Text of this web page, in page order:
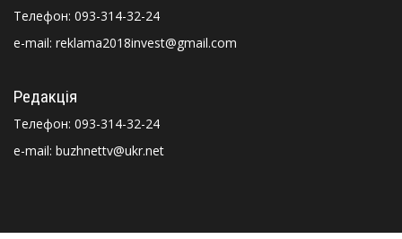
Телефон: 093-314-32-24
e-mail: reklama2018invest@gmail.com
Редакція
Телефон: 093-314-32-24
e-mail: buzhnettv@ukr.net